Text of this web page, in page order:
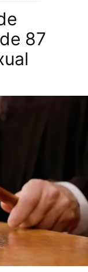
87